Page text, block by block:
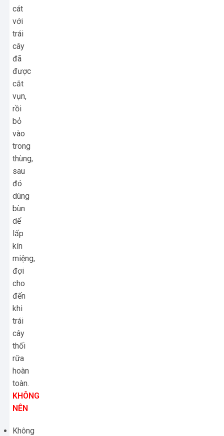
cát
với
trái
cây
đã
được
cắt
vụn,
rồi
bỏ
vào
trong
thùng,
sau
đó
dùng
bùn
dể
lấp
kín
miệng,
đợi
cho
đến
khi
trái
cây
thối
rữa
hoàn
toàn.
KHÔNG
NÊN
Không